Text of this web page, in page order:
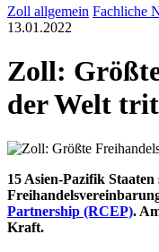
Zoll allgemein Fachliche
13.01.2022
Zoll:
der Welt
15 Asien-Pazifik Staaten
Partnership (RCEP).
Kraft.